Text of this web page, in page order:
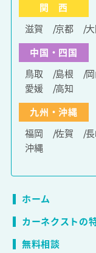
関 西
滋賀
京都
中国・四国
鳥取
島根
愛媛
高知
九州・沖縄
福岡
佐賀
沖縄
ホーム
カーネクストの
無料相談